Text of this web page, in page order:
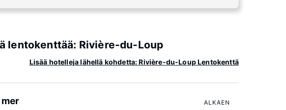
lentokenttää: Rivière-du-Loup
Lisää hotelleja lähellä kohdetta: Rivière-du-Loup Lentokenttä
ALKAEN